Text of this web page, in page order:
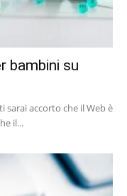
bambini su
sarai accorto che il Web è
il...